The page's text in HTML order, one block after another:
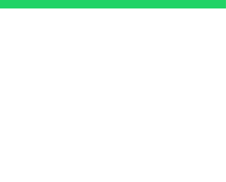
fuentes, Wix utiliza Google Fonts